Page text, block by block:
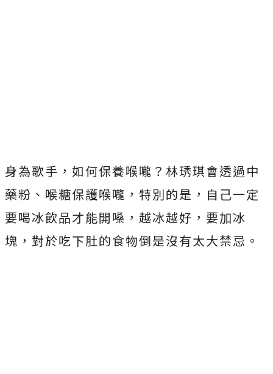
身為歌手，如何保養喉嚨？林琇琪會透過中
藥粉、喉糖保護喉嚨，特別的是，自己一定
要喝冰飲品才能開嗓，越冰越好，要加冰
塊，對於吃下肚的食物倒是沒有太大禁忌。